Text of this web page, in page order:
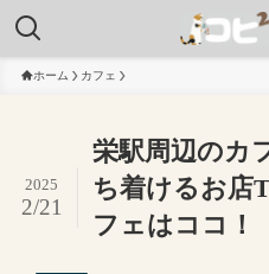
ホーム カフェ
栄駅周辺のカ
ち着けるお店
フェはココ！
2025
2/21